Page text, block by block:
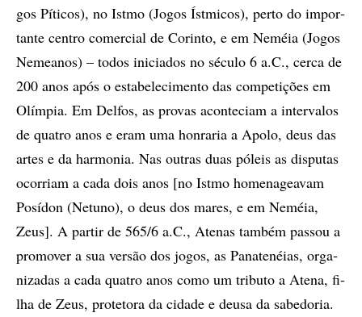
gos Pí­ti­cos), no Is­tmo (Jo­gos Ís­tmi­cos), per­to do im­por­
tan­te cen­tro co­mer­ci­al de Co­rin­to, e em Ne­méia (Jo­gos
Ne­me­a­nos) – to­dos ini­ci­a­dos no sé­cu­lo 6 a.C., cer­ca de
200 anos após o es­ta­be­le­ci­men­to das com­pe­ti­çõ­es em
Olím­pia. Em Del­fos, as pro­vas acon­te­ci­am a in­ter­va­los
de qua­tro anos e eram uma hon­ra­ria a Apo­lo, deus das
ar­tes e da har­mo­nia. Nas ou­tras duas pó­leis as dis­pu­tas
ocor­ri­am a cada dois anos [no Is­tmo ho­me­na­ge­a­vam
Po­sí­don (Ne­tu­no), o deus dos ma­res, e em Ne­méia,
Zeus]. A par­tir de 565/6 a.C., Ate­nas tam­bém pas­sou a
pro­mo­ver a sua ver­são dos jo­gos, as Pa­na­te­néi­as, or­ga­
ni­za­das a cada qua­tro anos como um tri­bu­to a Ate­na, fi­
lha de Zeus, pro­te­to­ra da ci­da­de e deu­sa da sa­be­do­ria.